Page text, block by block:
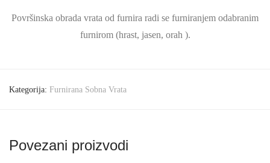
Površinska obrada vrata od furnira radi se furniranjem odabranim
furnirom (hrast, jasen, orah ).
Kategorija: Furnirana Sobna Vrata
Povezani proizvodi